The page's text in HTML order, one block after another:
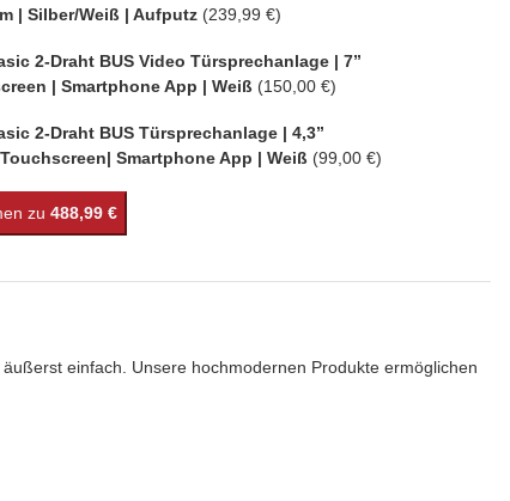
| Silber/Weiß | Aufputz(239,99 €)
2-Draht BUS Video Türsprechanlage | 7”
| Smartphone App | Weiß (150,00 €)
2-Draht BUS Türsprechanlage | 4,3”
Smartphone App | Weiß (99,00 €)
zu488,99 €
einfach. Unsere hochmodernen Produkte ermöglichen